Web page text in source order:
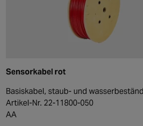
Sensorkabel rot
Basiskabel, staub- und
Artikel-Nr. 22-11800-050
AA